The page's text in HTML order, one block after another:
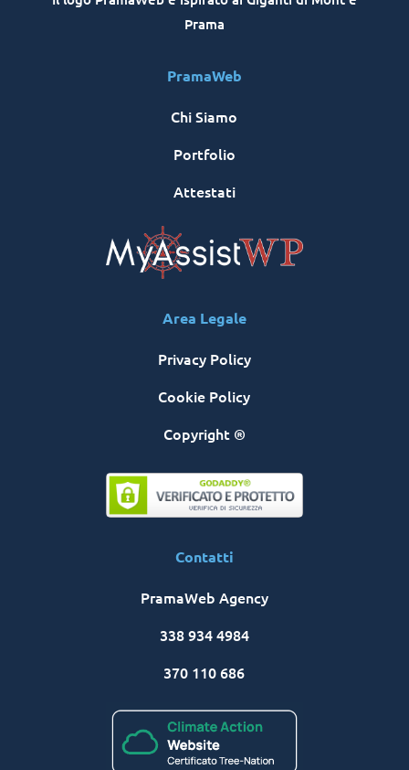
Prama
PramaWeb
Chi Siamo
Portfolio
Attestati
Area Legale
Privacy Policy
Cookie Policy
Copyright ®
Contatti
PramaWeb Agency
338 934 4984
370 110 686